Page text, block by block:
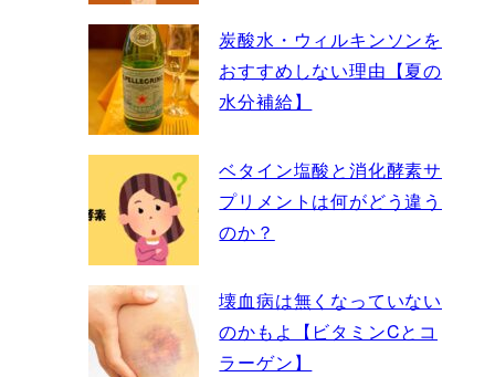
炭酸水・ウィルキンソンを
おすすめしない理由【夏の
水分補給】
ベタイン塩酸と消化酵素サ
プリメントは何がどう違う
のか？
壊血病は無くなっていない
のかもよ【ビタミンCとコ
ラーゲン】